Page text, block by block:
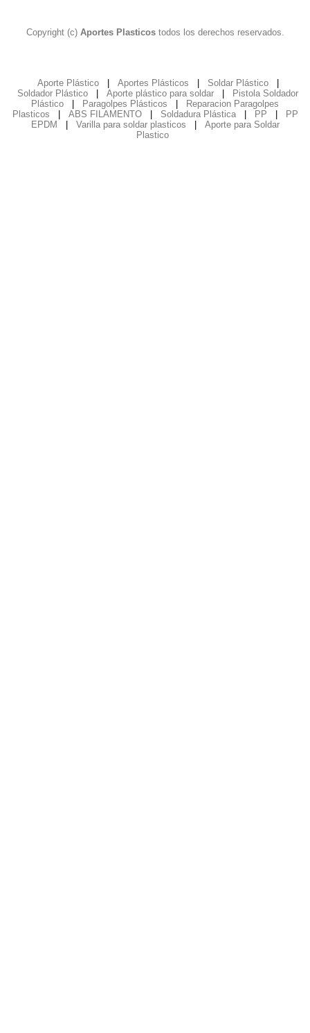
Copyright (c) Aportes Plasticostodos los derechos reservados.
Aporte Plástico Aportes Plásticos Soldar Plástico
Soldador Plástico
Aporte plástico para soldar
Pistola Soldador
Plástico
Paragolpes Plásticos
Reparacion Paragolpes
Plasticos
ABS FILAMENTO Soldadura Plástica PP
PP
EPDM
Varilla para soldar plasticos
Aporte para Soldar
Plastico